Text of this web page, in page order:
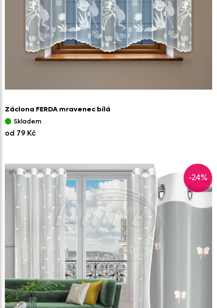
Záclona FERDA mravenec bílá
Skladem
od 79 Kč
-24%